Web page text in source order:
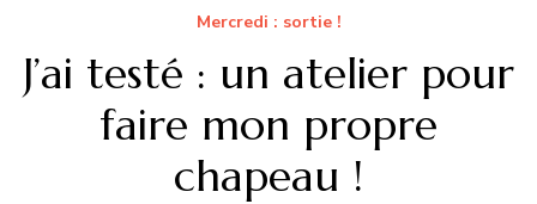
Mercredi : sortie !
J’ai testé : un atelier pour
faire mon propre
chapeau !